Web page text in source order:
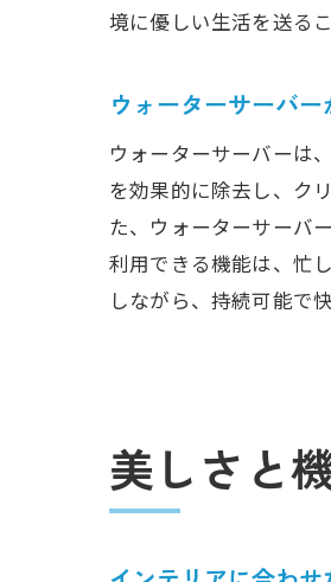
境に優しい生活を送る
ウォーターサーバ
ウォーターサーバーは
を効果的に除去し、ク
た、ウォーターサーバ
利用できる機能は、忙
しながら、持続可能で
美しさと